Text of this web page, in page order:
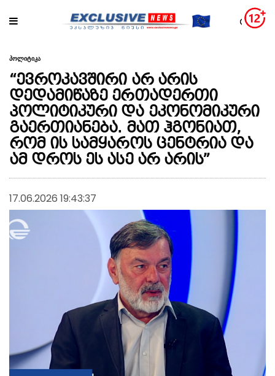
პოლიტიკა
“ევროკავშირი არ არის
დედამიწაზე ერთადერთი
პოლიტიკური და ეკონომიკური
გაერთიანება. მათ ჰგონიათ,
რომ ის სამყაროს ცენტრია და
ამ დროს ეს ასე არ არის”
17.06.2026 19:43:37